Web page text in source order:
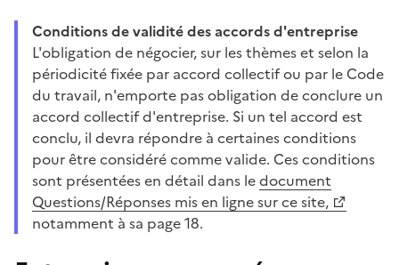
Conditions de validité des accords d'entreprise
L'obligation de négocier, sur les thèmes et selon la
périodicité fixée par accord collectif ou par le Code
du travail, n'emporte pas obligation de conclure un
accord collectif d'entreprise. Si un tel accord est
conclu, il devra répondre à certaines conditions
pour être considéré comme valide. Ces conditions
sont présentées en détail dans ledocument
Questions/Réponses mis en ligne sur ce site,
notamment à sa page 18.